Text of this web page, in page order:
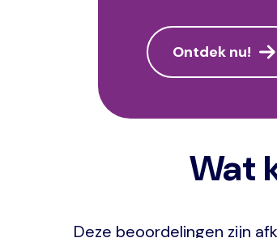
Ontdek nu!
Wat
Deze beoordelingen zijn